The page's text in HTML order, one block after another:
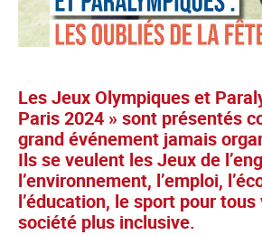
Les Jeux Olympiques et
Paris 2024 » sont présentés
grand événement jamais
Ils se veulent les Jeux de
l’environnement, l’emploi,
l’éducation, le sport pour tous
société plus inclusive.